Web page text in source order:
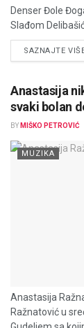
Denser Đole
Slađom
SAZNAJTE
Anastasija
svaki bolan
BY MIŠKO PETROVIĆ
MUZIKA
Anastasija
Ražnatović u